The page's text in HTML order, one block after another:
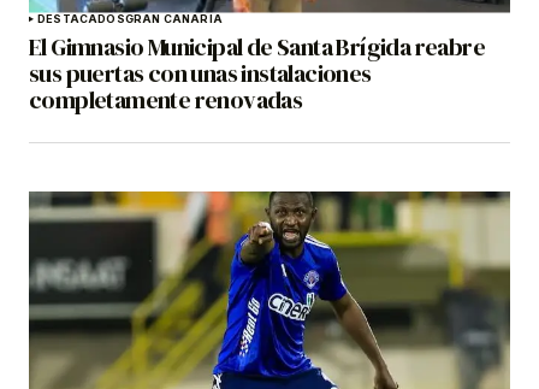
DESTACADOSGRAN CANARIA
El Gimnasio Municipal de Santa Brígida reabre
sus puertas con unas instalaciones
completamente renovadas